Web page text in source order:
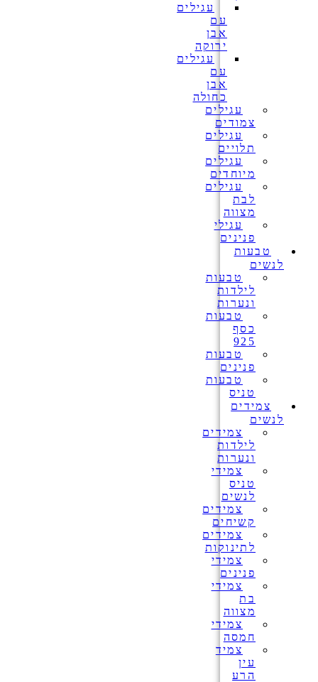
עגילים
עם
אבן
ירוקה
עגילים
עם
אבן
כחולה
עגילים
צמודים
עגילים
תלויים
עגילים
מיוחדים
עגילים
לבת
מצווה
עגילי
פנינים
טבעות
לנשים
טבעות
לילדות
ונערות
טבעות
כסף
925
טבעות
פנינים
טבעות
טניס
צמידים
לנשים
צמידים
לילדות
ונערות
צמידי
טניס
לנשים
צמידים
קשיחים
צמידים
לתינוקות
צמידי
פנינים
צמידי
בת
מצווה
צמידי
חמסה
צמיד
עין
הרע